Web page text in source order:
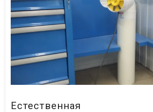
Естественная